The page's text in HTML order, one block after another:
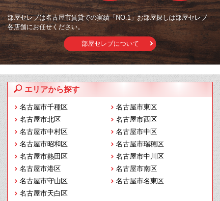
部屋セレブは名古屋市賃貸での実績「NO.1」お部屋探しは部屋セレブ
各店舗にお任せください。
部屋セレブについて
エリアから探す
名古屋市千種区
名古屋市東区
名古屋市北区
名古屋市西区
名古屋市中村区
名古屋市中区
名古屋市昭和区
名古屋市瑞穂区
名古屋市熱田区
名古屋市中川区
名古屋市港区
名古屋市南区
名古屋市守山区
名古屋市名東区
名古屋市天白区